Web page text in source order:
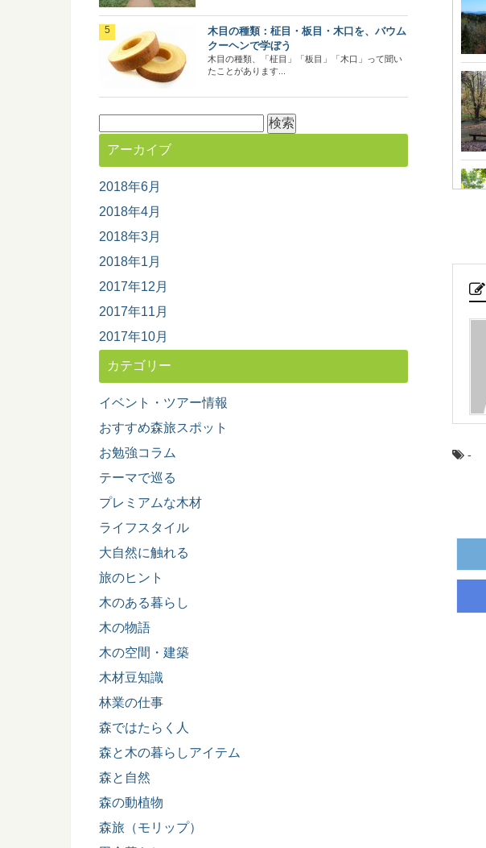
-
木目の種類：柾目・板目・木口を、バウム
クーヘンで学ぼう
木目の種類、「柾目」「板目」「木口」って聞い
たことがあります...
索:
アーカイブ
2018年6月
2018年4月
2018年3月
2018年1月
2017年12月
2017年11月
2017年10月
カテゴリー
イベント・ツアー情報
おすすめ森旅スポット
お勉強コラム
テーマで巡る
プレミアムな木材
ライフスタイル
大自然に触れる
旅のヒント
木のある暮らし
木の物語
木の空間・建築
木材豆知識
林業の仕事
森ではたらく人
森と木の暮らしアイテム
森と自然
森の動植物
森旅（モリップ）